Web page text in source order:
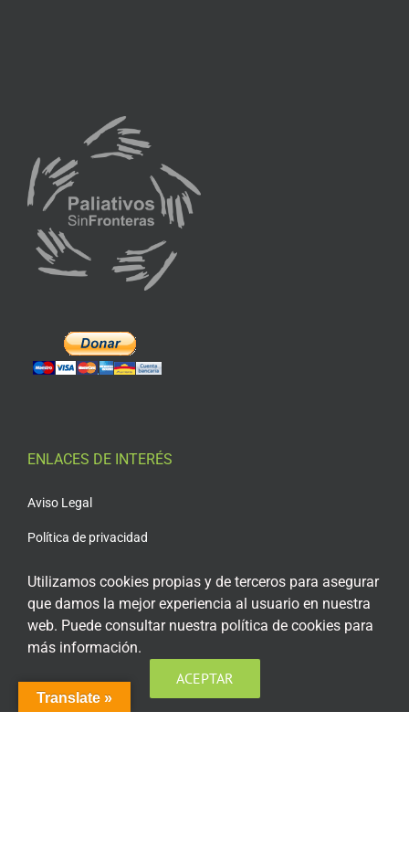
ENLACES DE INTERÉS
Aviso Legal
Política de privacidad
Política de cookies
Condiciones generales de contratación
Acceso plataforma de teleformación
Translate »
Utilizamos cookies propias y de terceros para asegurar
que damos la mejor experiencia al usuario en nuestra
web. Puede consultar nuestra política de cookies para
más información.
ACEPTAR